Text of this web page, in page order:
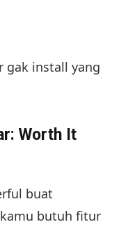
gak install yang
Worth It
buat
butuh fitur